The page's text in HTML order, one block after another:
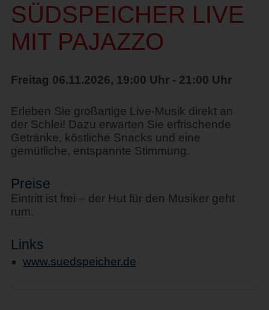
SÜDSPEICHER LIVE
MIT PAJAZZO
Freitag 06.11.2026, 19:00 Uhr - 21:00 Uhr
Erleben Sie großartige Live-Musik direkt an
der Schlei! Dazu erwarten Sie erfrischende
Getränke, köstliche Snacks und eine
gemütliche, entspannte Stimmung.
Preise
Eintritt ist frei – der Hut für den Musiker geht
rum.
Links
www.suedspeicher.de